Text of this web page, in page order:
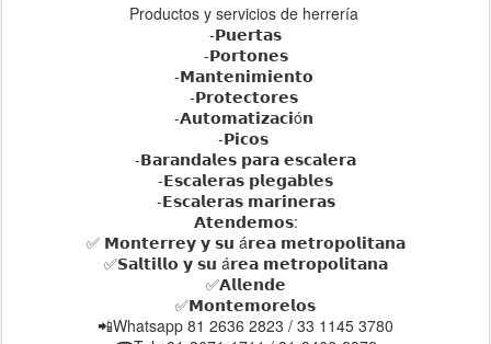
Productos y servicios de herrería
-𝗣𝘂𝗲𝗿𝘁𝗮𝘀
-𝗣𝗼𝗿𝘁𝗼𝗻𝗲𝘀
-𝗠𝗮𝗻𝘁𝗲𝗻𝗶𝗺𝗶𝗲𝗻𝘁𝗼
-𝗣𝗿𝗼𝘁𝗲𝗰𝘁𝗼𝗿𝗲𝘀
-𝗔𝘂𝘁𝗼𝗺𝗮𝘁𝗶𝘇𝗮𝗰𝗶ó𝗻
-𝗣𝗶𝗰𝗼𝘀
-𝗕𝗮𝗿𝗮𝗻𝗱𝗮𝗹𝗲𝘀 𝗽𝗮𝗿𝗮 𝗲𝘀𝗰𝗮𝗹𝗲𝗿𝗮
-𝗘𝘀𝗰𝗮𝗹𝗲𝗿𝗮𝘀 𝗽𝗹𝗲𝗴𝗮𝗯𝗹𝗲𝘀
-𝗘𝘀𝗰𝗮𝗹𝗲𝗿𝗮𝘀 𝗺𝗮𝗿𝗶𝗻𝗲𝗿𝗮𝘀
𝗔𝘁𝗲𝗻𝗱𝗲𝗺𝗼𝘀:
✅ 𝗠𝗼𝗻𝘁𝗲𝗿𝗿𝗲𝘆 𝘆 𝘀𝘂 á𝗿𝗲𝗮 𝗺𝗲𝘁𝗿𝗼𝗽𝗼𝗹𝗶𝘁𝗮𝗻𝗮
✅𝗦𝗮𝗹𝘁𝗶𝗹𝗹𝗼 𝘆 𝘀𝘂 á𝗿𝗲𝗮 𝗺𝗲𝘁𝗿𝗼𝗽𝗼𝗹𝗶𝘁𝗮𝗻𝗮
✅𝗔𝗹𝗹𝗲𝗻𝗱𝗲
✅𝗠𝗼𝗻𝘁𝗲𝗺𝗼𝗿𝗲𝗹𝗼𝘀
📲Whatsapp 81 2636 2823 / 33 1145 3780